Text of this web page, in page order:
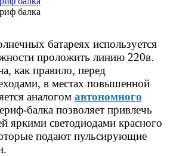
батареях используется
проложить линию 220в.
как правило, перед
в местах повышенной
аналогом автономного
балка позволяет привлечь
яркими светодиодами красного
подают пульсирующие